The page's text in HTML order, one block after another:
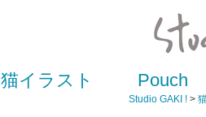
猫イラスト Pouch
Studio GAKI ! >